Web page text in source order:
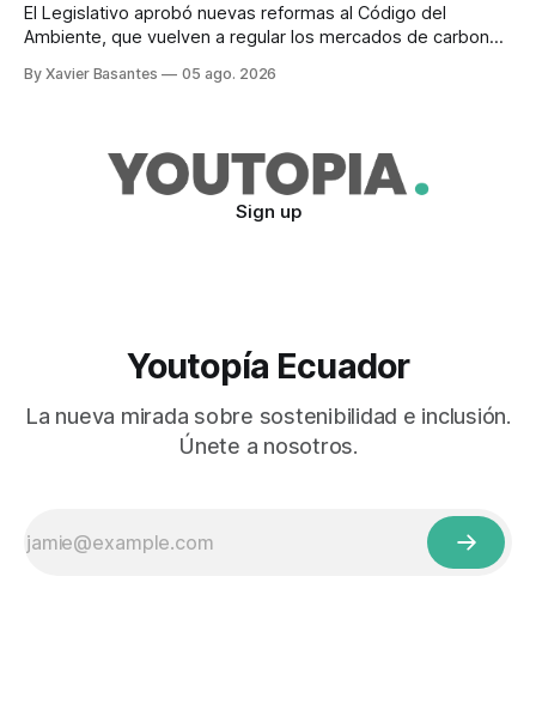
El Legislativo aprobó nuevas reformas al Código del
Ambiente, que vuelven a regular los mercados de carbono,
By Xavier Basantes 05 ago. 2026
Sign up
Youtopía Ecuador
La nueva mirada sobre sostenibilidad e inclusión.
Únete a nosotros.